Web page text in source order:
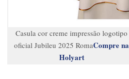
Casula cor creme impressão logotipo
oficial Jubileu 2025 RomaCompre na
Holyart